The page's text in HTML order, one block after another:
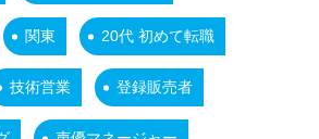
関東 20代 初めて転職
技術営業 登録販売者